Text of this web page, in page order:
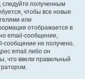
следуйте полученным
чтобы все новые
или
отображается в
email-сообщение,
сообщение не получено,
email либо он
что ввели правильный